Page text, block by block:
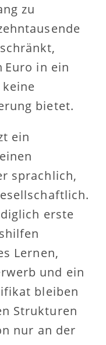
zu
Euro in ein
bietet.
ein
sprachlich,
erste
Lernen,
und ein
bleiben
Strukturen
nur an der